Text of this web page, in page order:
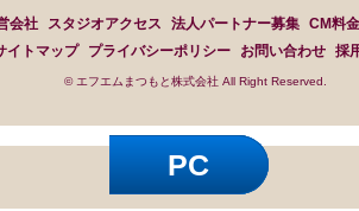
会社 スタジオアクセス 法人パートナー募集 CM料
イトマップ
プライバシーポリシー お問い合わせ 採
© エフエムまつもと株式会社 All Right Reserved.
PC